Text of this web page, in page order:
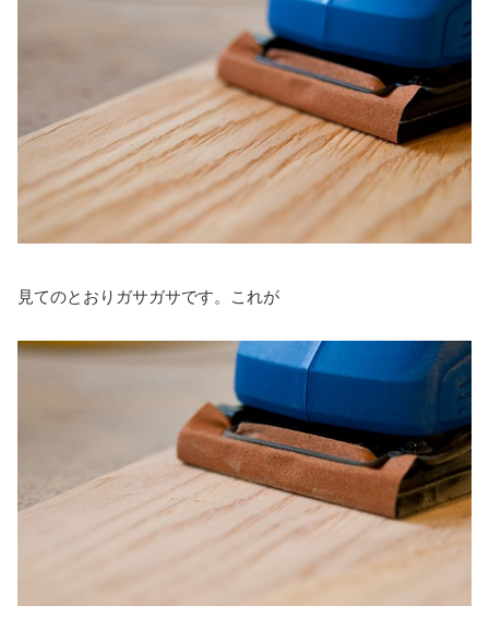
見てのとおりガサガサです。これが